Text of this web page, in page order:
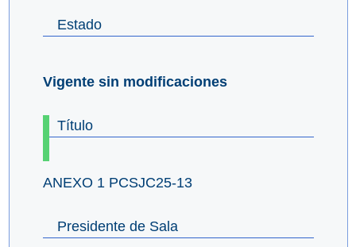
Estado
Vigente sin modificaciones
Título
ANEXO 1 PCSJC25-13
Presidente de Sala